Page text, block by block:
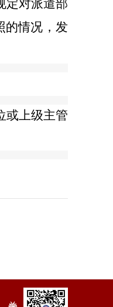
定对派遣部
的情况，发
或上级主管